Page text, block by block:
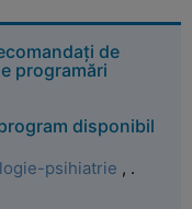
de
programări
disponibil
psihiatrie , .